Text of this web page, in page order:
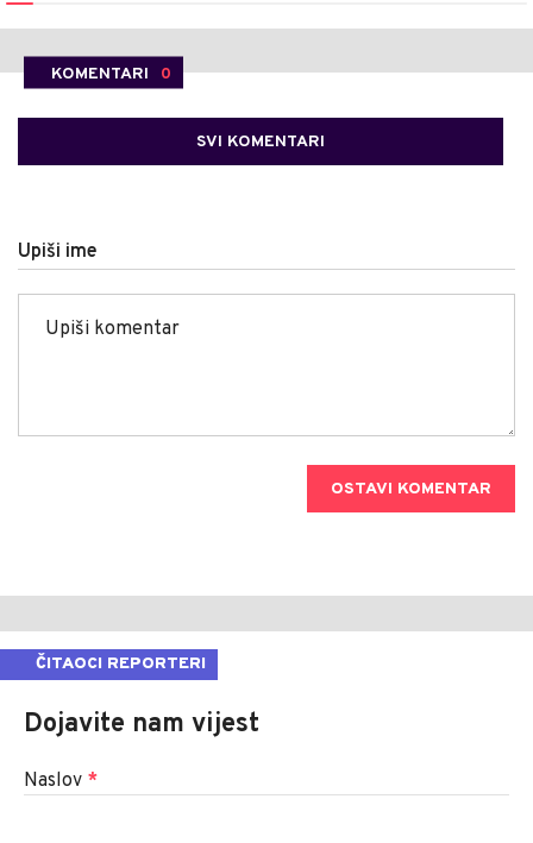
KOMENTARI 0
SVI KOMENTARI
Upiši ime
OSTAVI KOMENTAR
ČITAOCI REPORTERI
Dojavite nam vijest
Naslov *